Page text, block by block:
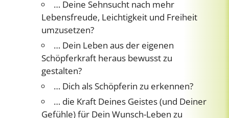
… Deine Sehnsucht nach mehr
Lebensfreude, Leichtigkeit und Freiheit
umzusetzen?
… Dein Leben aus der eigenen
Schöpferkraft heraus bewusst zu
gestalten?
… Dich als Schöpferin zu erkennen?
… die Kraft Deines Geistes (und Deiner
Gefühle) für Dein Wunsch-Leben zu